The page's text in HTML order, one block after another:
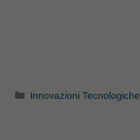
Categorie
Innovazioni Tecnologiche